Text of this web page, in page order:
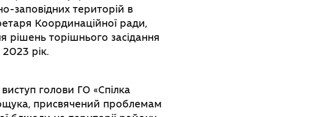
заповідних територій в
Координаційної ради,
рішень торішнього засідання
рік.
голови ГО «Спілка
присвячений проблемам